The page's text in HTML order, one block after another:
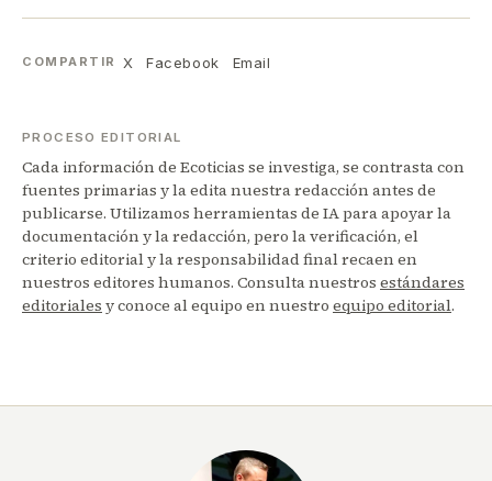
COMPARTIR X Facebook Email
PROCESO EDITORIAL
Cada información de Ecoticias se investiga, se contrasta con
fuentes primarias y la edita nuestra redacción antes de
publicarse. Utilizamos herramientas de IA para apoyar la
documentación y la redacción, pero la verificación, el
criterio editorial y la responsabilidad final recaen en
nuestros editores humanos. Consulta nuestros estándares
editoriales y conoce al equipo en nuestro equipo editorial.